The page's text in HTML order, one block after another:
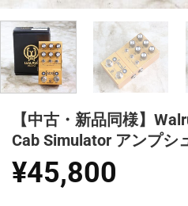
【中古・新品同様】
Cab Simulator アンプシ
¥45,800